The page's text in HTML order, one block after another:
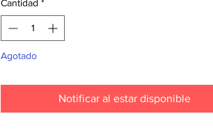
Cantidad *
Agotado
Notificar al estar disponible